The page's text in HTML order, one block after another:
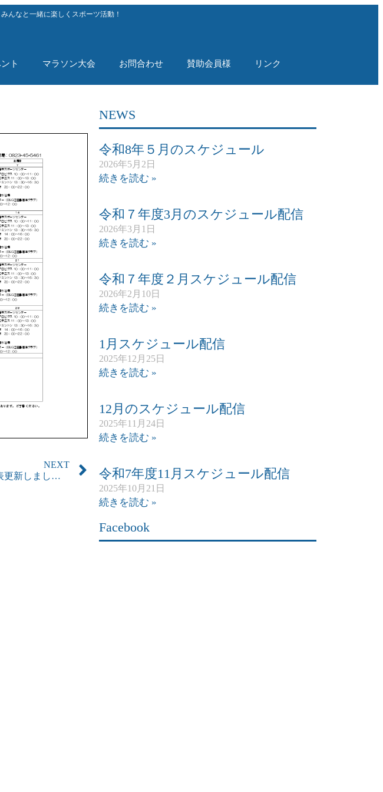
んなと一緒に楽しくスポーツ活動！
ト マラソン大会 お問合わせ 賛助会員様 リンク
NEXT
令和６年１０月定期教室予定表更新しました。
NEWS
令和8年５月のスケジュール
2026年5月2日
続きを読む »
令和７年度3月のスケジュール配信
2026年3月1日
続きを読む »
令和７年度２月スケジュール配信
2026年2月10日
続きを読む »
1月スケジュール配信
2025年12月25日
続きを読む »
12月のスケジュール配信
2025年11月24日
続きを読む »
令和7年度11月スケジュール配信
2025年10月21日
続きを読む »
Facebook